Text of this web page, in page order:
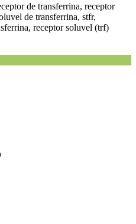
de transferrina, receptor
de transferrina, stfr,
receptor soluvel (trf)